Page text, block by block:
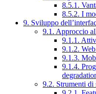
8.5.1.
8.5.2. I
9. Sviluppo
9.1. Approccio
9.1.1.
9.1.2.
9.1.3.
9.1.4.
9.2. Strumenti di